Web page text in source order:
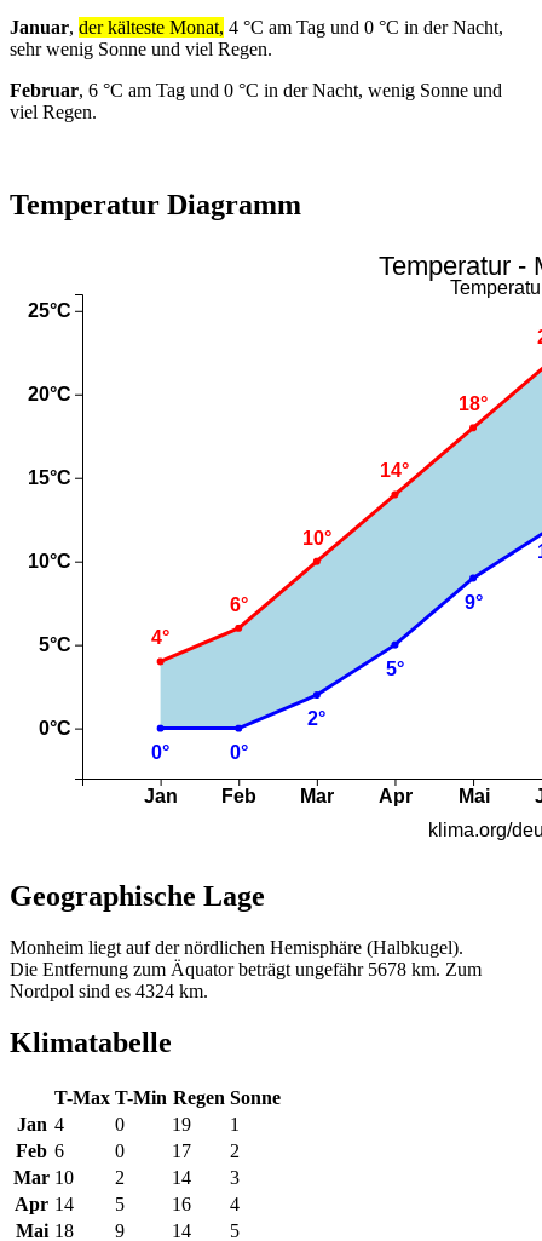
Januar, der kälteste Monat, 4 °C am Tag und 0 °C in der Nacht,
sehr wenig Sonne und viel Regen.
Februar, 6 °C am Tag und 0 °C in der Nacht, wenig Sonne und
viel Regen.
Temperatur Diagramm
Geographische Lage
Monheim liegt auf der nördlichen Hemisphäre (Halbkugel).
Die Entfernung zum Äquator beträgt ungefähr 5678 km. Zum
Nordpol sind es 4324 km.
Klimatabelle
T-Max T-Min Regen Sonne
Jan 4 0 19
1
Feb 6 0 17
2
Mar 10 2 14
3
Apr 14 5 16
4
Mai 18 9 14 5